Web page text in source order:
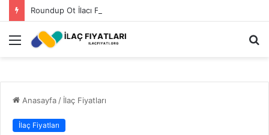
Roundup Ot İlacı Fiyatı 2023
Menü
Anasayfa/ İlaç Fiyatları
İlaç Fiyatları